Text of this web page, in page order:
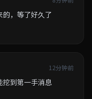
的，等了好久了
12分钟前
挖到第一手消息